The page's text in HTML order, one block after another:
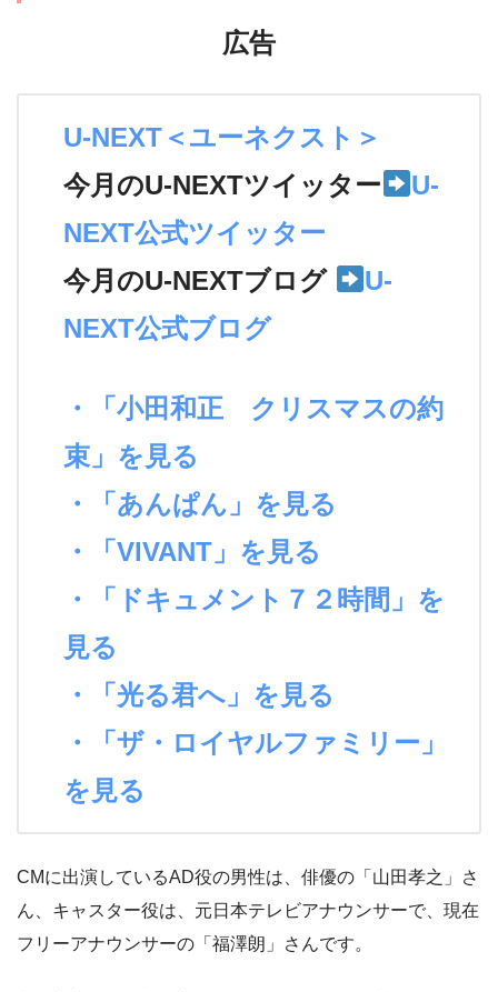
広告
U-NEXT＜ユーネクスト＞
今月のU-NEXTツイッター
U-
NEXT公式ツイッター
今月のU-NEXTブログ
U-
NEXT公式ブログ
・「小田和正 クリスマスの約
束」を見る
・「あんぱん」を見る
・「VIVANT」を見る
・「ドキュメント７２時間」を
見る
・「光る君へ」を見る
・「ザ・ロイヤルファミリー」
を見る
CMに出演しているAD役の男性は、俳優の「山田孝之」さ
ん、キャスター役は、元日本テレビアナウンサーで、現在
フリーアナウンサーの「福澤朗」さんです。